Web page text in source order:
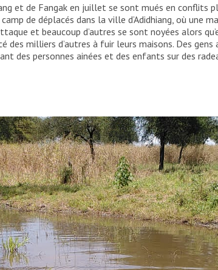
et de Fangak en juillet se sont mués en conflits
de déplacés dans la ville d’Adidhiang, où une
et beaucoup d’autres se sont noyées alors
milliers d’autres à fuir leurs maisons. Des
des personnes ainées et des enfants sur des